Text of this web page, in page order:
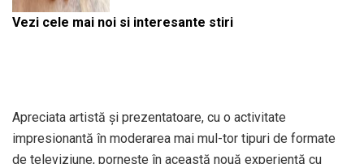
Vezi cele mai noi si interesante stiri
Apreciata artistă și prezentatoare, cu o activitate
impresionantă în moderarea mai mul-tor tipuri de formate
de televiziune, pornește în această nouă experiență cu